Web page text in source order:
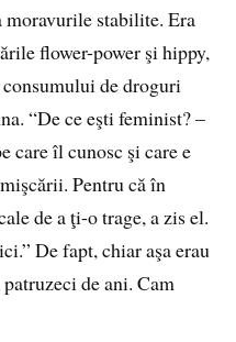
stabilite. Era
flower-power şi hippy,
de droguri
“De ce eşti feminist? –
care îl cunosc şi care e
Pentru că în
de a ţi-o trage, a zis el.
De fapt, chiar aşa erau
de ani. Cam